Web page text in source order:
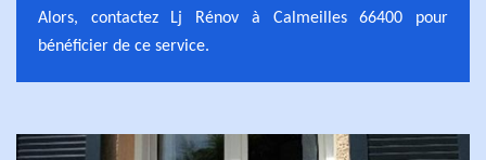
Alors, contactez Lj Rénov à Calmeilles 66400 pour
bénéficier de ce service.